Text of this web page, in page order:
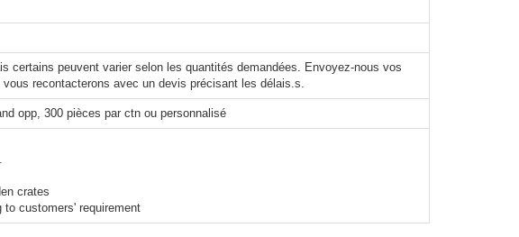
certains peuvent varier selon les quantités demandées. Envoyez-nous vos
recontacterons avec un devis précisant les délais.s.
opp, 300 pièces par ctn ou personnalisé
crates
customers' requirement